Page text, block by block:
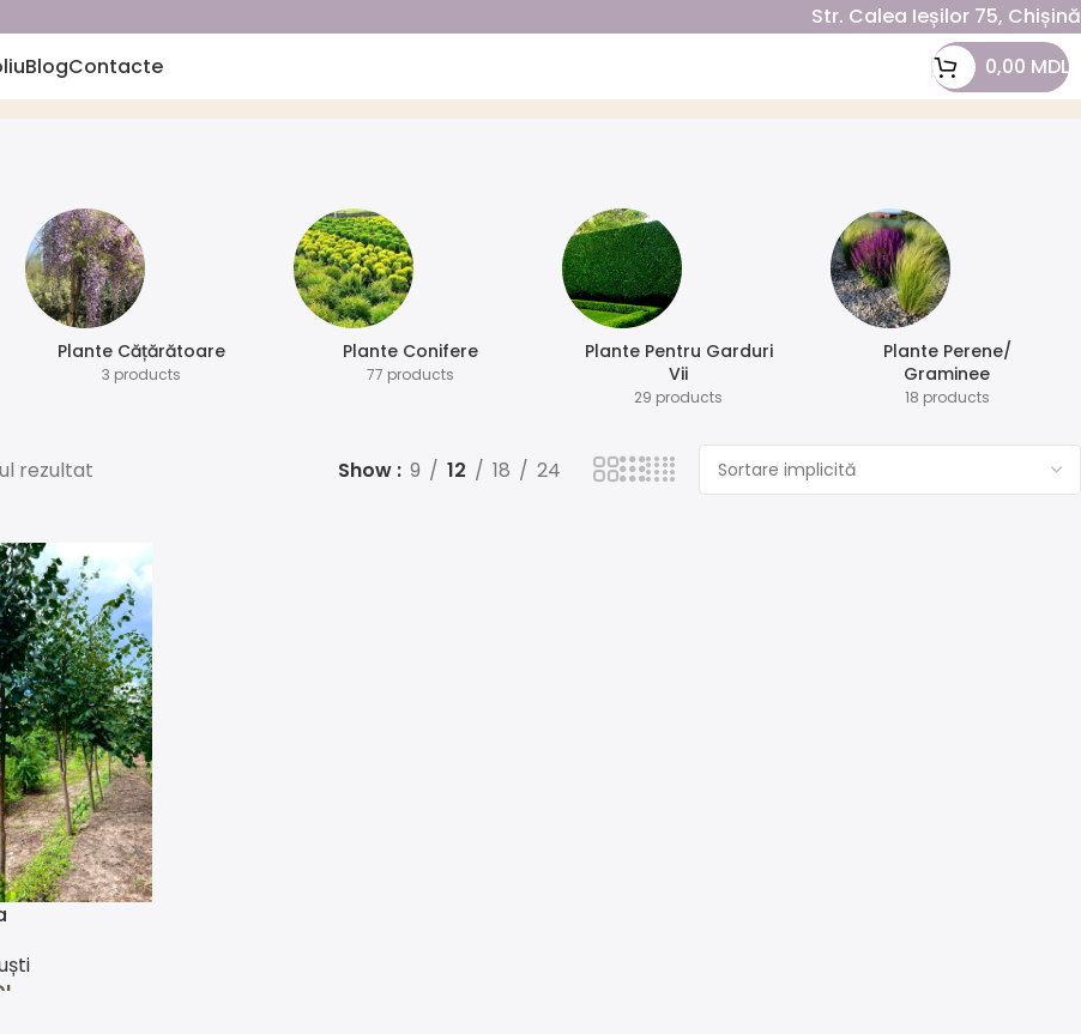
Str. Calea Ieșilor 75,
BlogContacte 0,00 MDL
Plante Cățărătoare
3 products
Plante Conifere
77 products
Plante Pentru Garduri
Vii
29 products
Plante Perene/
Graminee
18 products
rezultat Show 9 12 18 24